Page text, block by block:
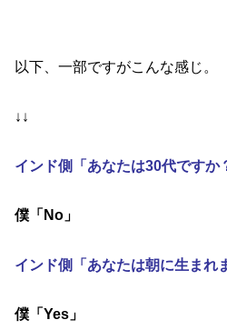
以下、一部ですがこんな感じ。
↓↓
インド側「あなたは30代ですか
僕「No」
インド側「あなたは朝に生まれ
僕「Yes」